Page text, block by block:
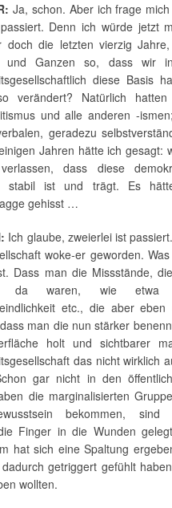
Ja, schon. Aber ich frage
Denn ich würde jetzt
doch die letzten vierzig
und Ganzen so, dass wir in
diese Basis
verändert? Natürlich
und alle anderen -
geradezu
Jahren hätte ich gesagt:
dass diese
stabil ist und trägt. Es
gehisst …
Ich glaube, zweierlei ist
woke-er geworden.
Dass man die Missstände,
da waren, wie etwa
etc., die aber eben
man die nun stärker
holt und sichtbarer
das nicht wirklich
gar nicht in den
die marginalisierten
bekommen, sind
Finger in die Wunden
hat sich eine Spaltung
getriggert gefühlt
wollten.